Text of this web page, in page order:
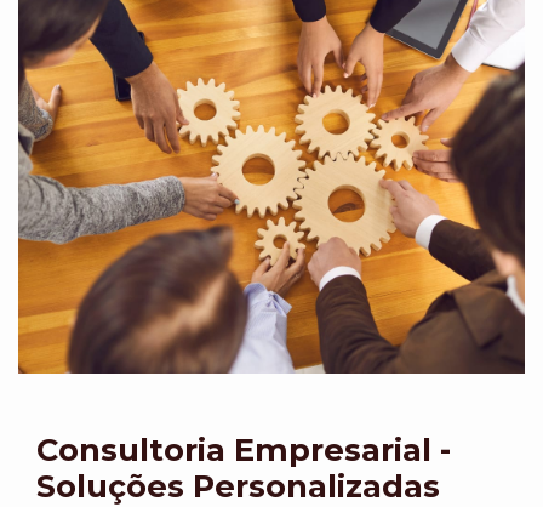
Consultoria Empresarial -
Soluções Personalizadas